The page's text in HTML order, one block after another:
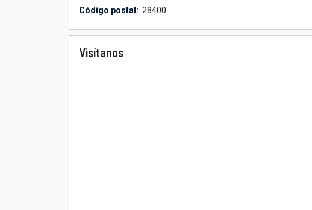
Código postal: 28400
Visítanos